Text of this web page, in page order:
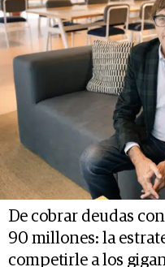
De cobrar deudas
90 millones: la
competirle a los